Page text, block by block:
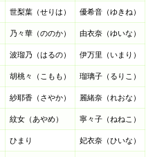
世梨葉（せりは） 優希音（ゆきね）
乃々華（ののか） 由衣奈（ゆいな）
波瑠乃（はるの） 伊万里（いまり）
胡桃々（こもも） 瑠璃子（るりこ）
紗耶香（さやか） 麗緒奈（れおな）
紋女（あやめ） 寧々子（ねねこ）
ひまり 妃衣奈（ひいな）